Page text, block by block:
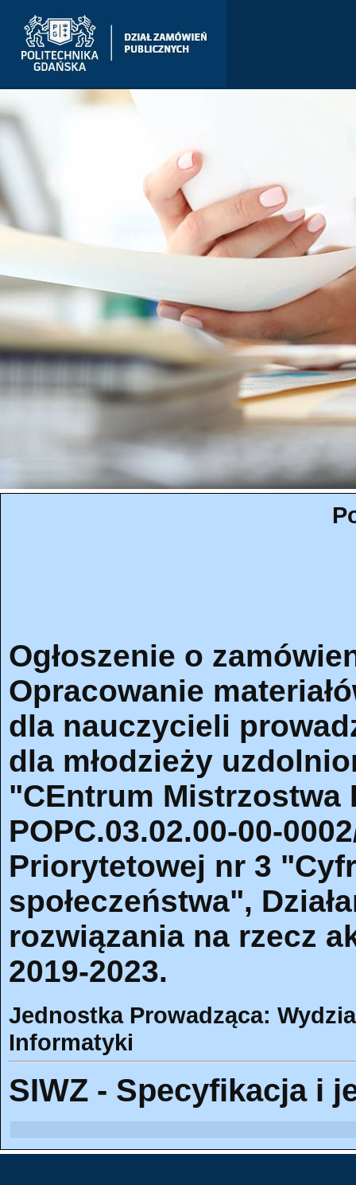
Ogłoszenie o
Opracowanie
dla nauczycieli
dla młodzieży
"CEntrum
POPC.03.02.00-00-
Priorytetowej nr 3
społeczeństwa",
rozwiązania na rzecz
2019-2023.
Jednostka Prowadząca:
Informatyki
SIWZ - Specyfikacja i